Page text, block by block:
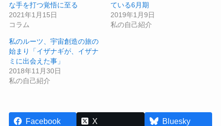
な手を打つ覚悟に至る
2021年1月15日
コラム
ている6月期
2019年1月9日
私の自己紹介
私のルーツ、宇宙創造の旅の
始まり「イザナギが、イザナ
ミに出会えた事」
2018年11月30日
私の自己紹介
Facebook X
Bluesky